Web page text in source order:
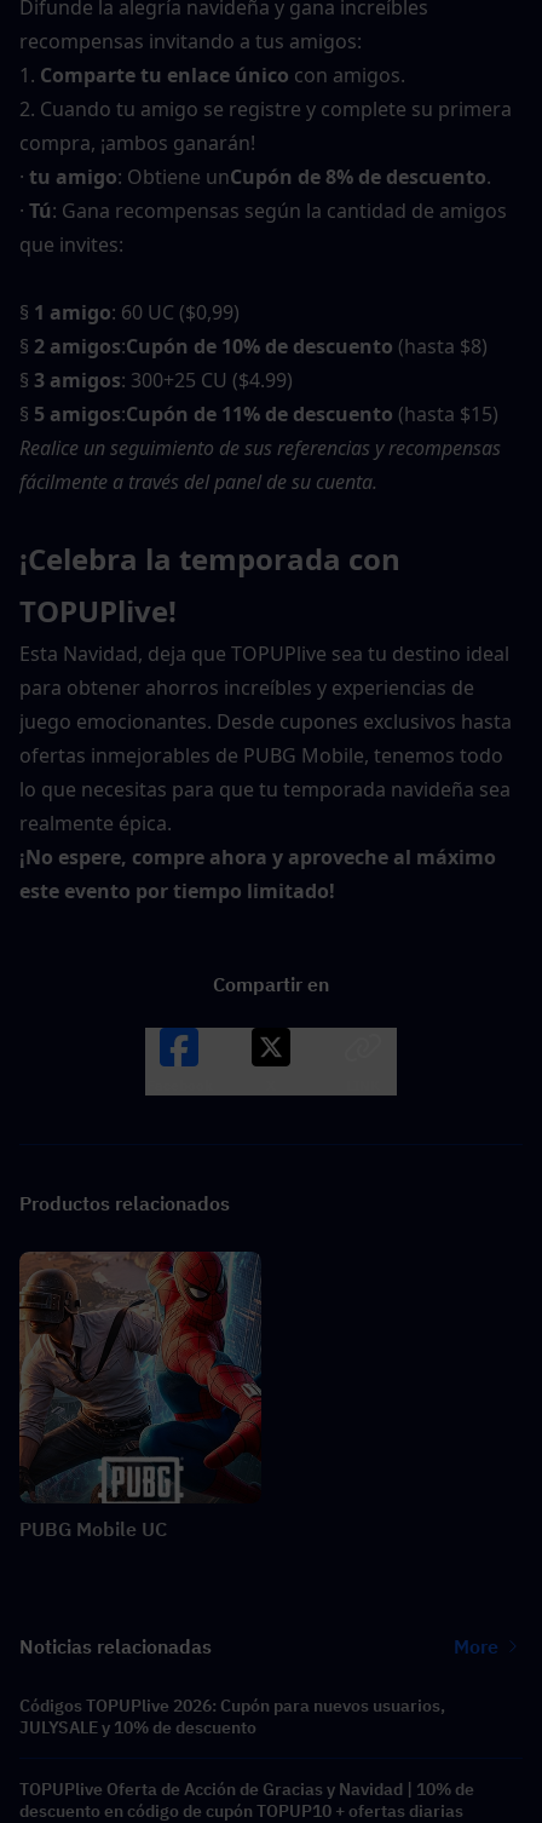
Difunde la alegría navideña y gana increíbles
recompensas invitando a tus amigos:
1. Comparte tu enlace único con amigos.
2. Cuando tu amigo se registre y complete su primera
compra, ¡ambos ganarán!
· tu amigo: Obtiene unCupón de 8% de descuento.
· Tú: Gana recompensas según la cantidad de amigos
que invites:
§ 1 amigo: 60 UC ($0,99)
§ 2 amigos:Cupón de 10% de descuento (hasta $8)
§ 3 amigos: 300+25 CU ($4.99)
§ 5 amigos:Cupón de 11% de descuento (hasta $15)
Realice un seguimiento de sus referencias y recompensas
fácilmente a través del panel de su cuenta.
¡Celebra la temporada con
TOPUPlive!
Esta Navidad, deja que TOPUPlive sea tu destino ideal
para obtener ahorros increíbles y experiencias de
juego emocionantes. Desde cupones exclusivos hasta
ofertas inmejorables de PUBG Mobile, tenemos todo
lo que necesitas para que tu temporada navideña sea
realmente épica.
¡No espere, compre ahora y aproveche al máximo
este evento por tiempo limitado!
Compartir en
Productos relacionados
PUBG Mobile UC
Noticias relacionadas More
Códigos TOPUPlive 2026: Cupón para nuevos usuarios,
JULYSALE y 10% de descuento
TOPUPlive Oferta de Acción de Gracias y Navidad | 10% de
descuento en código de cupón TOPUP10 + ofertas diarias